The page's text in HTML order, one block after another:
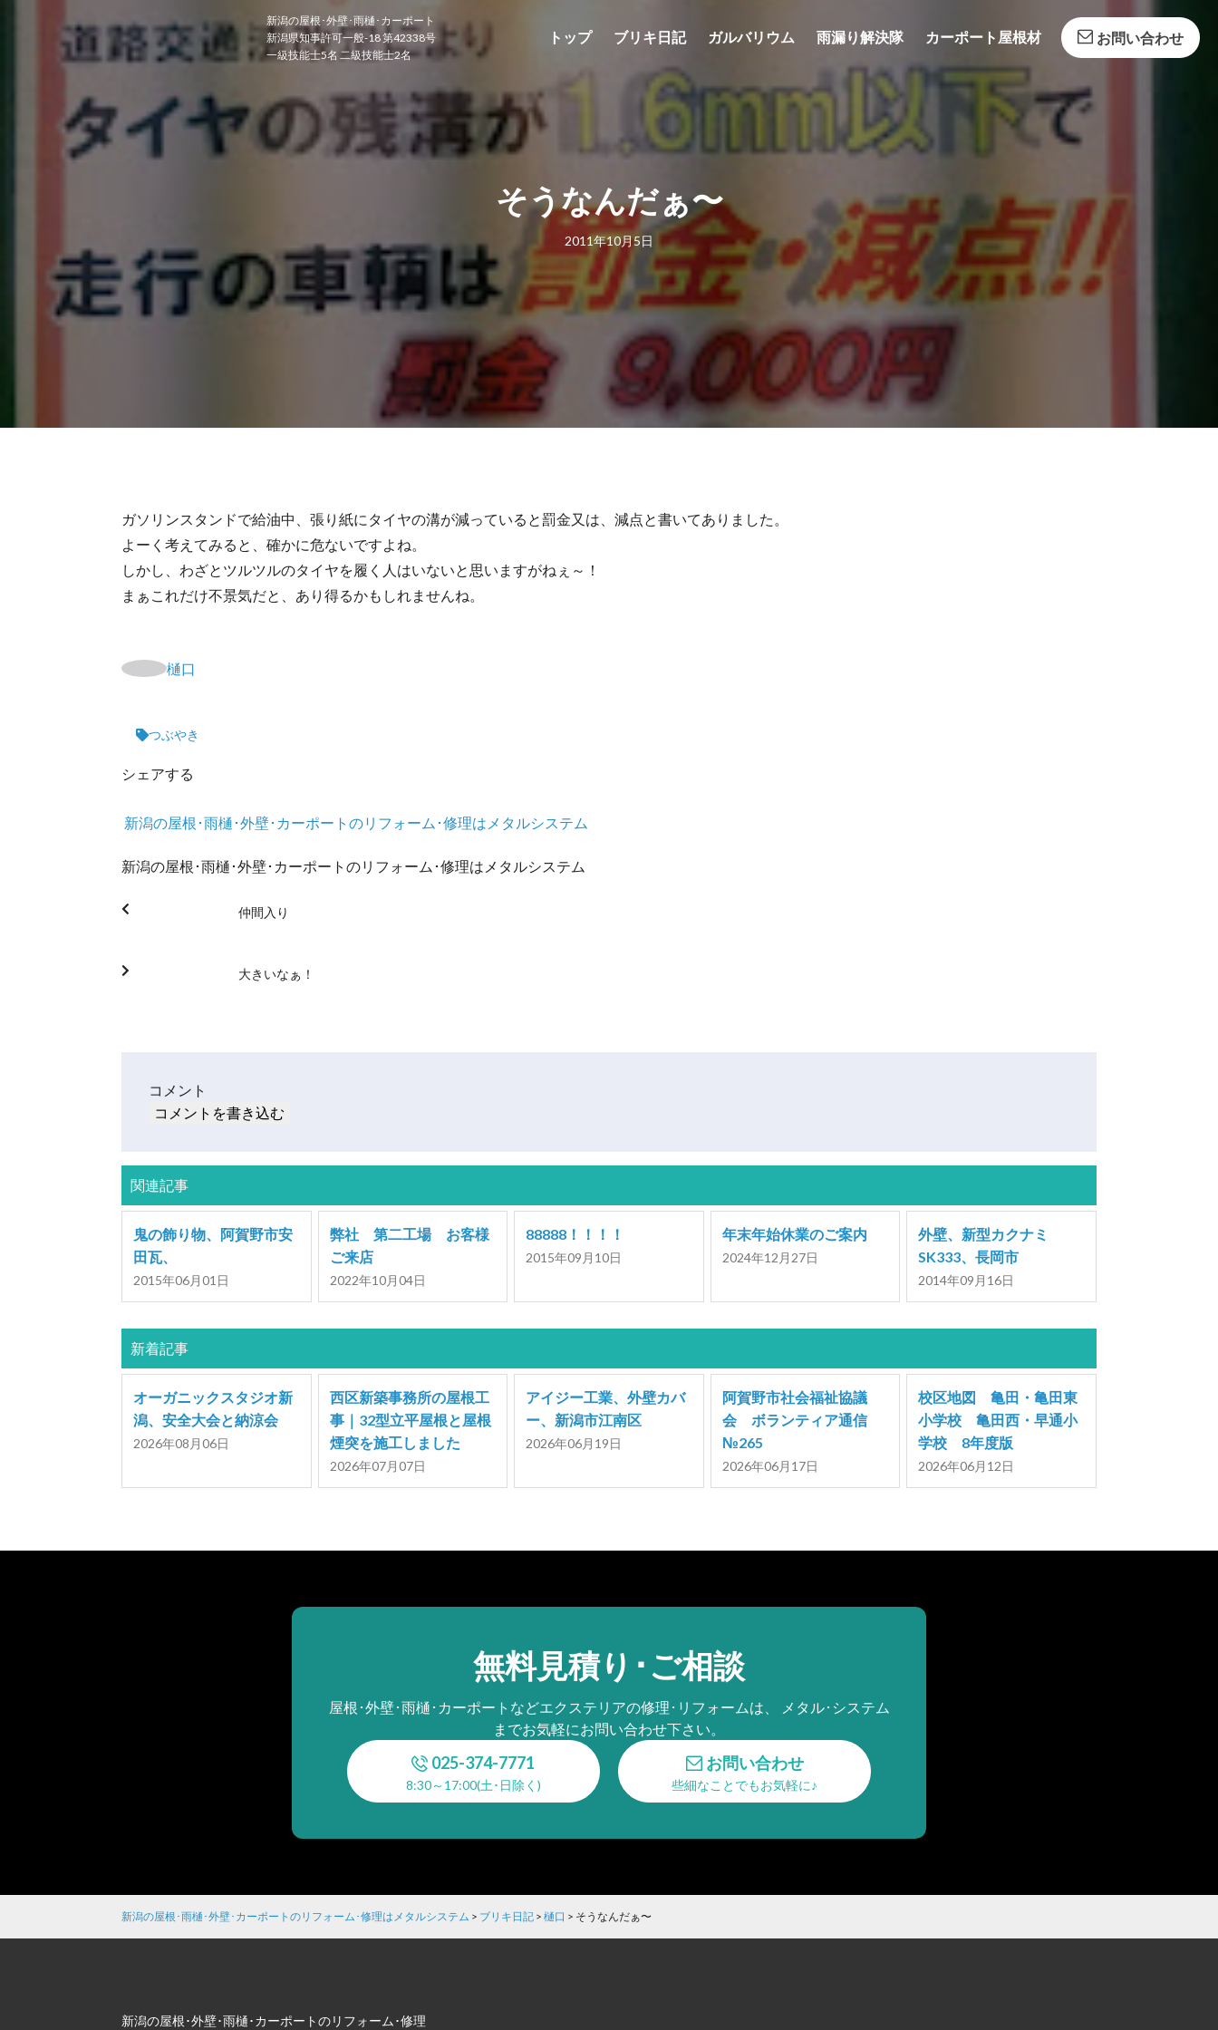
新潟の屋根･外壁･雨樋･カーポート
新潟県知事許可一般-18 第42338号
一級技能士5名 二級技能士2名
トップ ブリキ日記 ガルバリウム 雨漏り解決隊 カーポート屋根材 お問い合わせ
そうなんだぁ〜
2011年10月5日
ガソリンスタンドで給油中、張り紙にタイヤの溝が減っていると罰金又は、減点と書いてありました。
よーく考えてみると、確かに危ないですよね。
しかし、わざとツルツルのタイヤを履く人はいないと思いますがねぇ～！
まぁこれだけ不景気だと、あり得るかもしれませんね。
樋口
つぶやき
シェアする
新潟の屋根･雨樋･外壁･カーポートのリフォーム･修理はメタルシステム
新潟の屋根･雨樋･外壁･カーポートのリフォーム･修理はメタルシステム
仲間入り
大きいなぁ！
コメント
コメントを書き込む
関連記事
鬼の飾り物、阿賀野市安
田瓦、
2015年06月01日
弊社 第二工場 お客様
ご来店
2022年10月04日
88888！！！！
2015年09月10日
年末年始休業のご案内
2024年12月27日
外壁、新型カクナミ
SK333、長岡市
2014年09月16日
新着記事
オーガニックスタジオ新
潟、安全大会と納涼会
2026年08月06日
西区新築事務所の屋根工
事｜32型立平屋根と屋根
煙突を施工しました
2026年07月07日
アイジー工業、外壁カバ
ー、新潟市江南区
2026年06月19日
阿賀野市社会福祉協議
会 ボランティア通信
№265
2026年06月17日
校区地図 亀田・亀田東
小学校 亀田西・早通小
学校 8年度版
2026年06月12日
無料見積り･ご相談
屋根･外壁･雨樋･カーポートなどエクステリアの修理･リフォームは、 メタル･システム
までお気軽にお問い合わせ下さい。
025-374-7771
8:30～17:00(土･日除く)
お問い合わせ
些細なことでもお気軽に♪
新潟の屋根･雨樋･外壁･カーポートのリフォーム･修理はメタルシステム > ブリキ日記 >樋口 > そうなんだぁ〜
新潟の屋根･外壁･雨樋･カーポートのリフォーム･修理